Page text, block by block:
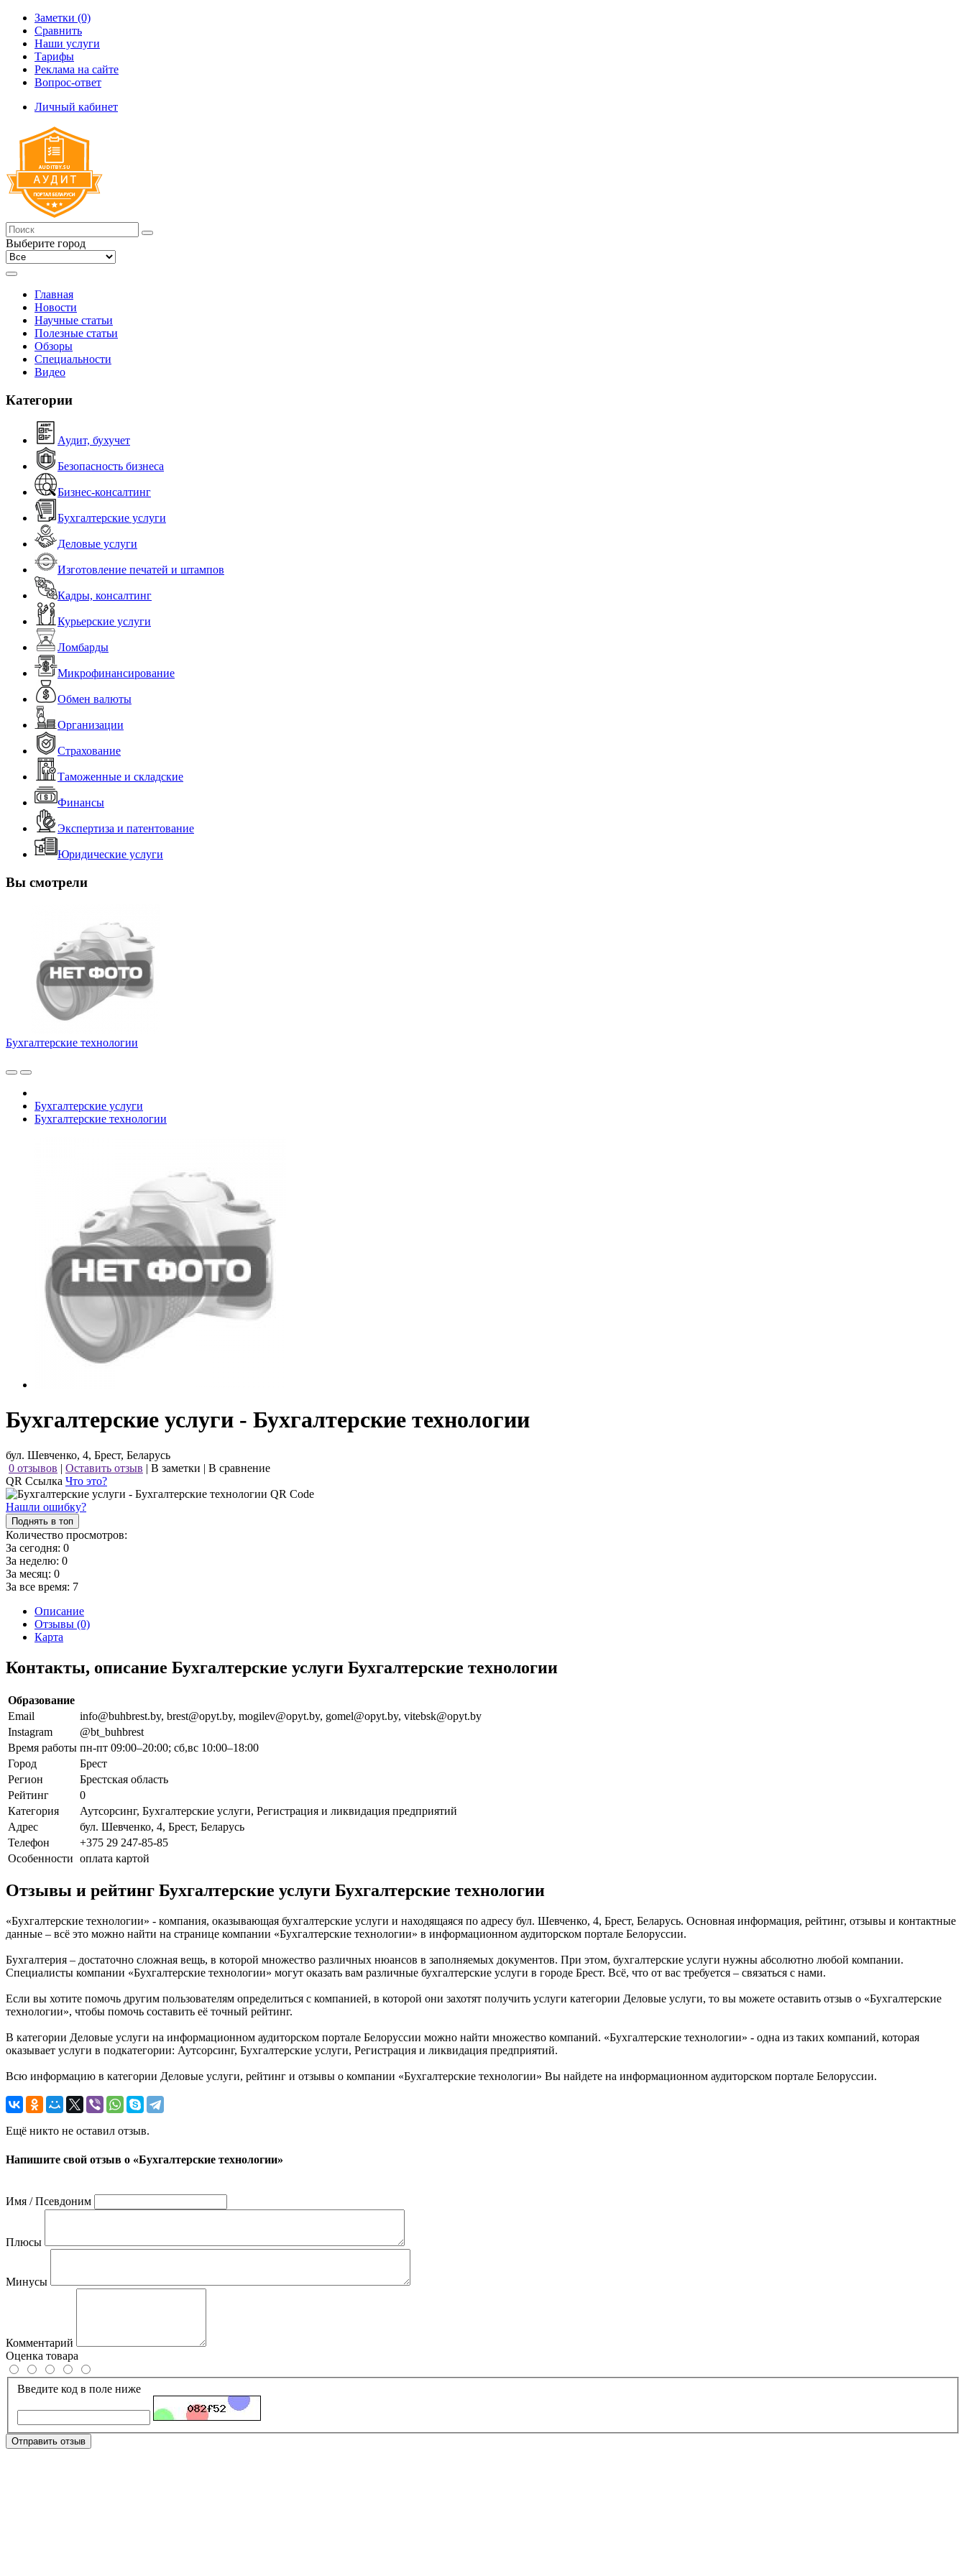
Заметки (0)
Сравнить
Наши услуги
Тарифы
Реклама на сайте
Вопрос-ответ
Личный кабинет
Выберите город
Главная
Новости
Научные статьи
Полезные статьи
Обзоры
Специальности
Видео
Категории
Аудит, бухучет
Безопасность бизнеса
Бизнес-консалтинг
Бухгалтерские услуги
Деловые услуги
Изготовление печатей и штампов
Кадры, консалтинг
Курьерские услуги
Ломбарды
Микрофинансирование
Обмен валюты
Организации
Страхование
Таможенные и складские
Финансы
Экспертиза и патентование
Юридические услуги
Вы смотрели
Бухгалтерские технологии
Бухгалтерские услуги
Бухгалтерские технологии
Бухгалтерские услуги - Бухгалтерские технологии
бул. Шевченко, 4, Брест, Беларусь
0 отзывов | Оставить отзыв | В заметки | В сравнение
QR Ссылка Что это?
Нашли ошибку?
Поднять в топ
Количество просмотров:
За сегодня: 0
За неделю: 0
За месяц: 0
За все время: 7
Описание
Отзывы (0)
Карта
Контакты, описание Бухгалтерские услуги Бухгалтерские технологии
Образование
Email
info@buhbrest.by, brest@opyt.by, mogilev@opyt.by, gomel@opyt.by, vitebsk@opyt.by
Instagram
@bt_buhbrest
Время работы пн-пт 09:00–20:00; сб,вс 10:00–18:00
Город
Брест
Регион
Брестская область
Рейтинг
0
Категория
Аутсорсинг, Бухгалтерские услуги, Регистрация и ликвидация предприятий
Адрес
бул. Шевченко, 4, Брест, Беларусь
Телефон
+375 29 247-85-85
Особенности оплата картой
Отзывы и рейтинг Бухгалтерские услуги Бухгалтерские технологии
«Бухгалтерские технологии» - компания, оказывающая бухгалтерские услуги и находящаяся по адресу бул. Шевченко, 4, Брест, Беларусь. Основная информация, рейтинг, отзывы и контактные
данные – всё это можно найти на странице компании «Бухгалтерские технологии» в информационном аудиторском портале Белоруссии.
Бухгалтерия – достаточно сложная вещь, в которой множество различных нюансов в заполняемых документов. При этом, бухгалтерские услуги нужны абсолютно любой компании.
Специалисты компании «Бухгалтерские технологии» могут оказать вам различные бухгалтерские услуги в городе Брест. Всё, что от вас требуется – связаться с нами.
Если вы хотите помочь другим пользователям определиться с компанией, в которой они захотят получить услуги категории Деловые услуги, то вы можете оставить отзыв о «Бухгалтерские
технологии», чтобы помочь составить её точный рейтинг.
В категории Деловые услуги на информационном аудиторском портале Белоруссии можно найти множество компаний. «Бухгалтерские технологии» - одна из таких компаний, которая
оказывает услуги в подкатегории: Аутсорсинг, Бухгалтерские услуги, Регистрация и ликвидация предприятий.
Всю информацию в категории Деловые услуги, рейтинг и отзывы о компании «Бухгалтерские технологии» Вы найдете на информационном аудиторском портале Белоруссии.
Ещё никто не оставил отзыв.
Напишите свой отзыв о «Бухгалтерские технологии»
Имя / Псевдоним
Плюсы
Минусы
Комментарий
Оценка товара
Введите код в поле ниже
Отправить отзыв